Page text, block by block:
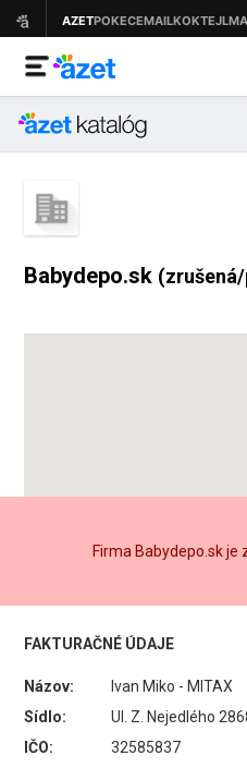
Babydepo.sk
Firma Babydepo.sk
FAKTURAČNÉ ÚDAJE
Názov:
Ivan Miko - MITAX
Sídlo:
Ul. Z. Nejedlého
IČO:
32585837